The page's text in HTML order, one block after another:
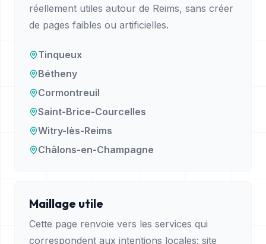
réellement utiles autour de Reims, sans créer
de pages faibles ou artificielles.
Tinqueux
Bétheny
Cormontreuil
Saint-Brice-Courcelles
Witry-lès-Reims
Châlons-en-Champagne
Maillage utile
Cette page renvoie vers les services qui
correspondent aux intentions locales: site